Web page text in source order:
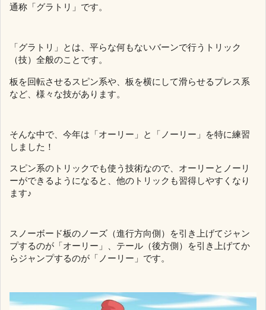
通称「グラトリ」です。
「グラトリ」とは、平らな何もないバーンで行うトリック
（技）全般のことです。
板を回転させるスピン系や、板を横にして滑らせるプレス系
など、様々な技があります。
そんな中で、今年は「オーリー」と「ノーリー」を特に練習
しました！
スピン系のトリックでも使う技術なので、オーリーとノーリ
ーができるようになると、他のトリックも習得しやすくなり
ます♪
スノーボード板のノーズ（進行方向側）を引き上げてジャン
プするのが「オーリー」、テール（後方側）を引き上げてか
らジャンプするのが「ノーリー」です。